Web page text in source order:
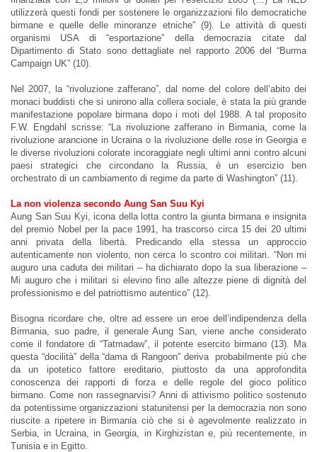
utilizzerà questi fondi per sostenere le organizzazioni filo democratiche
birmane e quelle delle minoranze etniche” (9). Le attività di questi
organismi USA di “esportazione” della democrazia citate dal
Dipartimento di Stato sono dettagliate nel rapporto 2006 del “Burma
Campaign UK” (10).
Nel 2007, la “rivoluzione zafferano”, dal nome del colore dell’abito dei
monaci buddisti che si unirono alla collera sociale, è stata la più grande
manifestazione popolare birmana dopo i moti del 1988. A tal proposito
F.W. Engdahl scrisse: “La rivoluzione zafferano in Birmania, come la
rivoluzione arancione in Ucraina o la rivoluzione delle rose in Georgia e
le diverse rivoluzioni colorate incoraggiate negli ultimi anni contro alcuni
paesi strategici che circondano la Russia, è un esercizio ben
orchestrato di un cambiamento di regime da parte di Washington” (11).
La non violenza secondo Aung San Suu Kyi
Aung San Suu Kyi, icona della lotta contro la giunta birmana e insignita
del premio Nobel per la pace 1991, ha trascorso circa 15 dei 20 ultimi
anni privata della libertà. Predicando ella stessa un approccio
autenticamente non violento, non cerca lo scontro coi militari. “Non mi
auguro una caduta dei militari – ha dichiarato dopo la sua liberazione –
Mi auguro che i militari si elevino fino alle altezze piene di dignità del
professionismo e del patriottismo autentico” (12).
Bisogna ricordare che, oltre ad essere un eroe dell’indipendenza della
Birmania, suo padre, il generale Aung San, viene anche considerato
come il fondatore di “Tatmadaw”, il potente esercito birmano (13). Ma
questa “docilità” della “dama di Rangoon” deriva probabilmente più che
da un ipotetico fattore ereditario, piuttosto da una approfondita
conoscenza dei rapporti di forza e delle regole del gioco politico
birmano. Come non rassegnarvisi? Anni di attivismo politico sostenuto
da potentissime organizzazioni statunitensi per la democrazia non sono
riuscite a ripetere in Birmania ciò che si è agevolmente realizzato in
Serbia, in Ucraina, in Georgia, in Kirghizistan e, più recentemente, in
Tunisia e in Egitto.